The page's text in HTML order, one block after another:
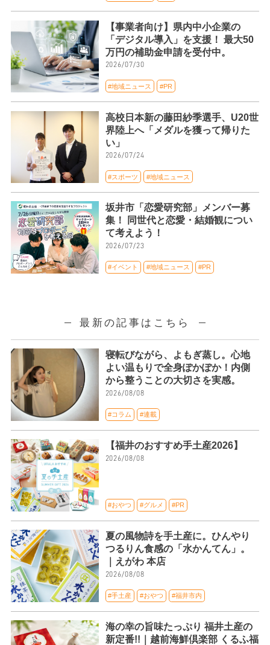
【事業者向け】県内中小企業の
「デジタル導入」を支援！ 最大50
万円の補助金申請を受付中。
2026/07/30
#地域ニュース #PR
高校日本新の藤田紗季選手、U20世
界陸上へ「メダルを獲って帰りた
い」
2026/07/24
#スポーツ #地域ニュース
坂井市「恋愛研究部」メンバー募
集！ 同世代と恋愛・結婚観につい
て考えよう！
2026/07/23
#イベント #地域ニュース #PR
最新の記事はこちら
寝転びながら、よもぎ蒸し。心地
よい温もりで全身ぽかぽか！内側
から整うことの大切さを実感。
2026/08/08
#コラム #連載
【福井のおすすめ手土産2026】
2026/08/08
#おやつ #グルメ #PR
夏の風物詩を手土産に。ひんやり
つるりん食感の「水かんてん」。
｜えがわ 本店
2026/08/08
#手土産 #おやつ #福井市内
海の幸の旨味たっぷり 福井土産の
新定番!!｜越前海鮮倶楽部 くるふ福